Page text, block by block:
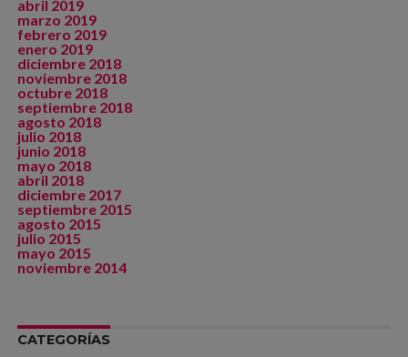
abril 2019
marzo 2019
febrero 2019
enero 2019
diciembre 2018
noviembre 2018
octubre 2018
septiembre 2018
agosto 2018
julio 2018
junio 2018
mayo 2018
abril 2018
diciembre 2017
septiembre 2015
agosto 2015
julio 2015
mayo 2015
noviembre 2014
CATEGORÍAS